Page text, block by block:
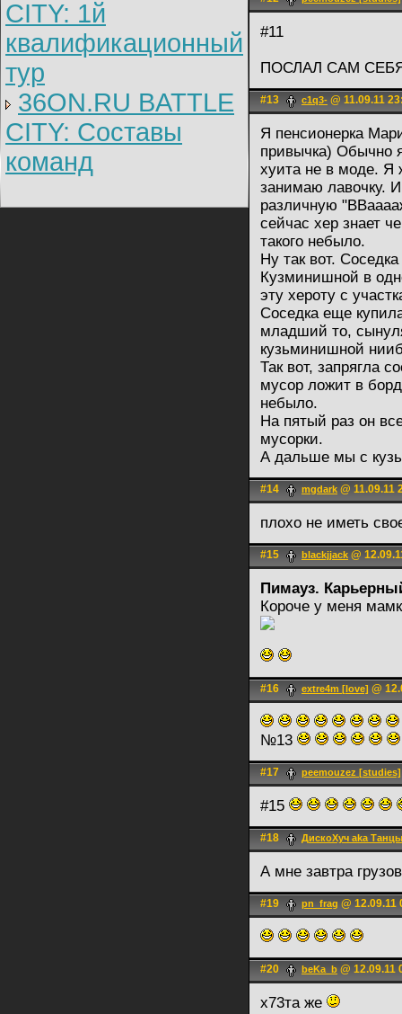
CITY: 1й
квалификационный
тур
36ON.RU BATTLE
CITY: Составы
команд
#11
ПОСЛАЛ САМ
#13 c1q3- @ 11.09.11
Я пенсионерка
привычка) Обычно
хуита не в моде. Я
занимаю лавочку.
различную
сейчас хер знает
такого небыло.
Ну так вот.
Кузминишной в
эту хероту с
Соседка еще
младший то,
кузьминишной
Так вот, запрягла
мусор ложит в
небыло.
На пятый раз он
мусорки.
А дальше мы с
#14 mgdark @ 11.09.11
плохо не иметь
#15 blackjjack @
Пимауз.
Короче у меня
#16 extre4m [love] @
№13
#17 peemouzez [studies]
#15
#18 ДискоХуч aka
А мне завтра
#19 pn_frag @ 12.09.11
#20 beKa_b @ 12.09.11
х73та же